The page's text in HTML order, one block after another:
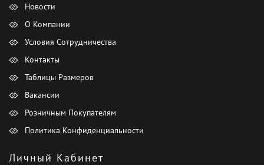
Новости
О Компании
Условия Сотрудничества
Контакты
Таблицы Размеров
Вакансии
Розничным Покупателям
Политика Конфиденциальности
Личный Кабинет